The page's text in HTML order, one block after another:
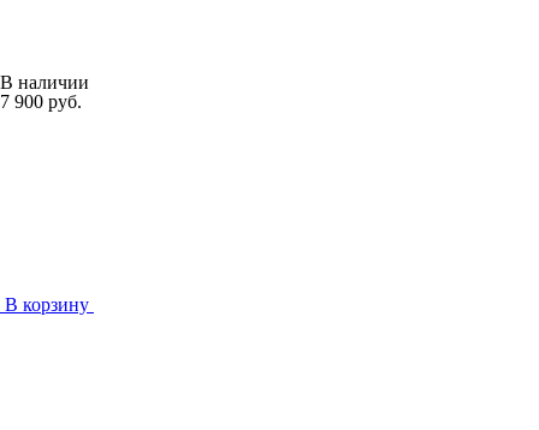
В наличии
7 900 руб.
В корзину